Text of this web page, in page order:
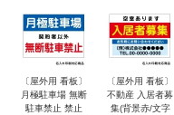
〔屋外用 看板〕
月極駐車場 無断
駐車禁止 禁止
〔屋外用 看板〕
不動産 入居者募
集(背景赤/文字